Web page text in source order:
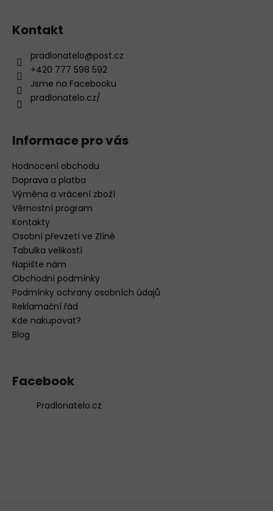
Kontakt
pradlonatelo@post.cz
+420 777 598 592
Jsme na Facebooku
pradlonatelo.cz/
Informace pro vás
Hodnocení obchodu
Doprava a platba
Výměna a vrácení zboží
Věrnostní program
Kontakty
Osobní převzetí ve Zlíně
Tabulka velikostí
Napište nám
Obchodní podmínky
Podmínky ochrany osobních údajů
Reklamační řád
Kde nakupovat?
Blog
Facebook
Pradlonatelo.cz